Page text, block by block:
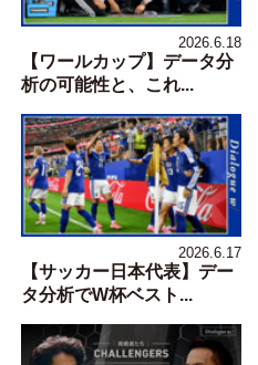
2026.6.18
【ワールカップ】データ分
析の可能性と、これ...
2026.6.17
【サッカー日本代表】デー
タ分析でW杯ベスト...